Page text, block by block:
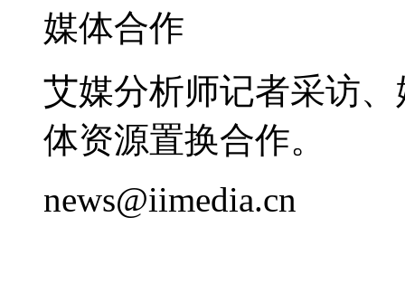
媒体合作
艾媒分析师记者采访
体资源置换合作。
news@iimedia.cn